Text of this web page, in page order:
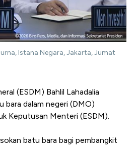
Istana Negara, Jakarta, Jumat
(ESDM) Bahlil Lahadalia
bara dalam negeri (DMO)
Keputusan Menteri (ESDM).
batu bara bagi pembangkit